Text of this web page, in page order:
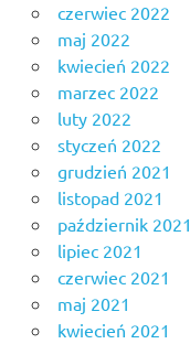
czerwiec 2022
maj 2022
kwiecień 2022
marzec 2022
luty 2022
styczeń 2022
grudzień 2021
listopad 2021
październik 2021
lipiec 2021
czerwiec 2021
maj 2021
kwiecień 2021